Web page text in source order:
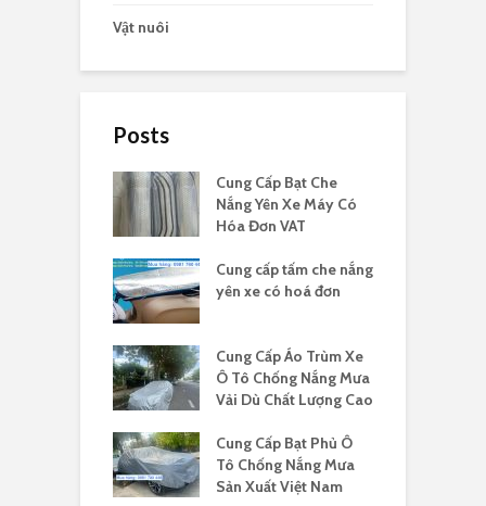
Vật nuôi
Posts
Cung Cấp Bạt Che
Nắng Yên Xe Máy Có
Hóa Đơn VAT
Cung cấp tấm che nắng
yên xe có hoá đơn
Cung Cấp Áo Trùm Xe
Ô Tô Chống Nắng Mưa
Vải Dù Chất Lượng Cao
Cung Cấp Bạt Phủ Ô
Tô Chống Nắng Mưa
Sản Xuất Việt Nam